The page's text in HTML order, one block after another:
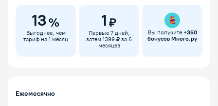
13 %
Выгоднее, чем
тариф на 1 месяц
1 ₽
Первые 7 дней,
затем 1399 ₽ за 6
месяцев
Вы получите +350
бонусов Много.ру
Ежемесячно